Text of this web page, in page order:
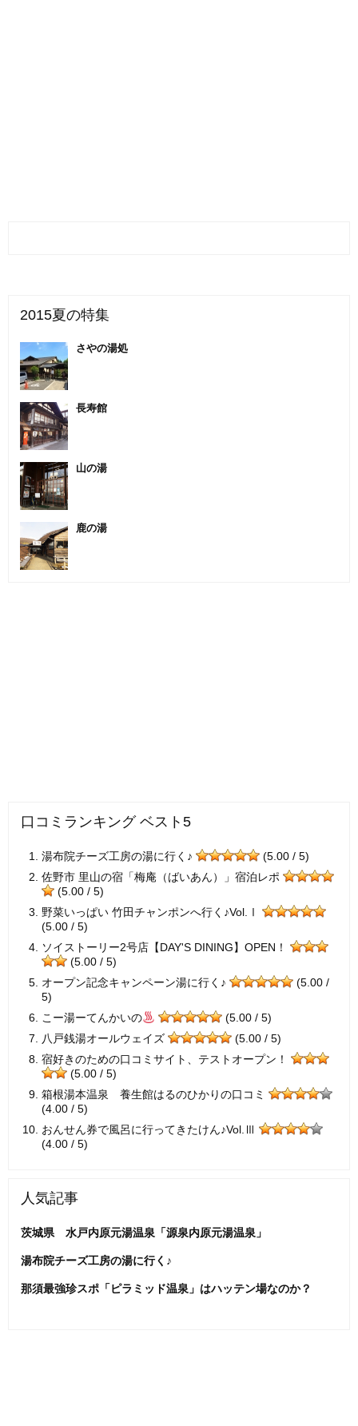
2015夏の特集
さやの湯処
長寿館
山の湯
鹿の湯
口コミランキング ベスト5
湯布院チーズ工房の湯に行く♪
(5.00 / 5)
佐野市 里山の宿「梅庵（ばいあん）」宿泊レポ
(5.00 / 5)
野菜いっぱい 竹田チャンポンへ行く♪Vol.Ⅰ
(5.00 / 5)
ソイストーリー2号店【DAY'S DINING】OPEN！
(5.00 / 5)
オープン記念キャンペーン湯に行く♪
(5.00 /
5)
こー湯ーてんかいの
(5.00 / 5)
八戸銭湯オールウェイズ
(5.00 / 5)
宿好きのための口コミサイト、テストオープン！
(5.00 / 5)
箱根湯本温泉 養生館はるのひかりの口コミ
(4.00 / 5)
おんせん券で風呂に行ってきたけん♪Vol.Ⅲ
(4.00 / 5)
人気記事
茨城県 水戸内原元湯温泉「源泉内原元湯温泉」
湯布院チーズ工房の湯に行く♪
那須最強珍スポ「ピラミッド温泉」はハッテン場なのか？